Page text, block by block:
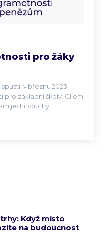
pro žáky
v březnu 2023
pro základní školy. Cílem
jednoduchý...
Když místo
na budoucnost